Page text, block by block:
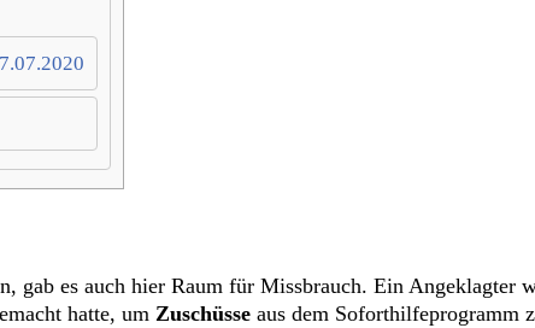
gab es auch hier Raum für Missbrauch. Ein Angeklagter
hatte, um Zuschüsse aus dem Soforthilfeprogramm